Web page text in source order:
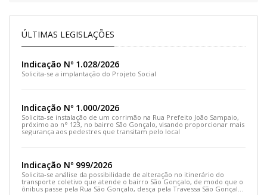
ÚLTIMAS LEGISLAÇÕES
Indicação Nº 1.028/2026
Solicita-se a implantação do Projeto Social
Indicação Nº 1.000/2026
Solicita-se instalação de um corrimão na Rua Prefeito João Sampaio,
próximo ao n° 123, no bairro São Gonçalo, visando proporcionar mais
segurança aos pedestres que transitam pelo local
Indicação Nº 999/2026
Solicita-se análise da possibilidade de alteração no itinerário do
transporte coletivo que atende o bairro São Gonçalo, de modo que o
ônibus passe pela Rua São Gonçalo, desça pela Travessa São Gonçalo